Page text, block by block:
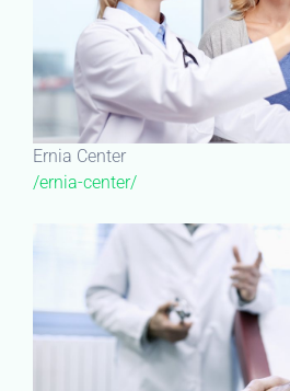
Ernia Center
/ernia-center/